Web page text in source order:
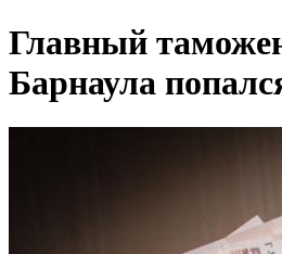
Главный
Барнаула